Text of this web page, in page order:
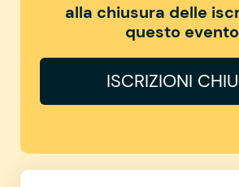
alla chiusura delle
questo evento
ISCRIZIONI